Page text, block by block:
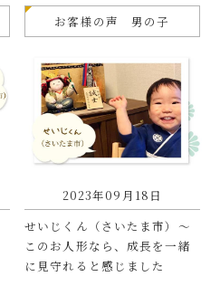
お客様の声 男の子
2023年09月18日
せいじくん（さいたま市）〜
このお人形なら、成長を一緒
に見守れると感じました